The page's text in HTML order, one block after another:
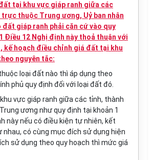
tại khu vực giáp ranh giữa các
thuộc Trung ương, Uỷ ban nhân
giáp ranh phải căn cứ vào quy
Điều 12 Nghị định này thoả thuận với
kế hoạch điều chỉnh giá đất tại khu
nguyên tắc:
loại đất nào thì áp dụng theo
phủ quy định đối với loại đất đó.
vực giáp ranh giữa các tỉnh, thành
ương như quy định tại khoản 1
này nếu có điều kiện tự nhiên, kết
nhau, có cùng mục đích sử dụng hiện
sử dụng theo quy hoạch thì mức giá